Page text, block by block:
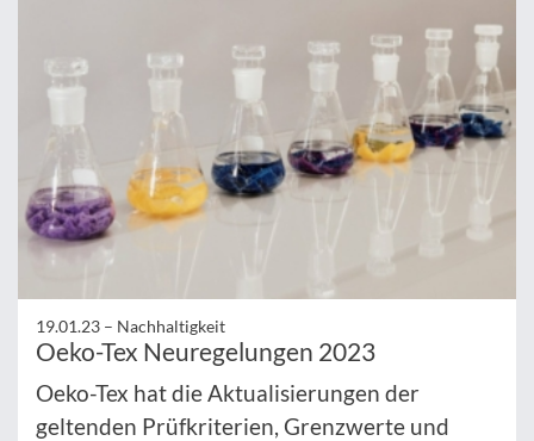
19.01.23 – Nachhaltigkeit
Oeko-Tex Neuregelungen 2023
Oeko-Tex hat die Aktualisierungen der
geltenden Prüfkriterien, Grenzwerte und